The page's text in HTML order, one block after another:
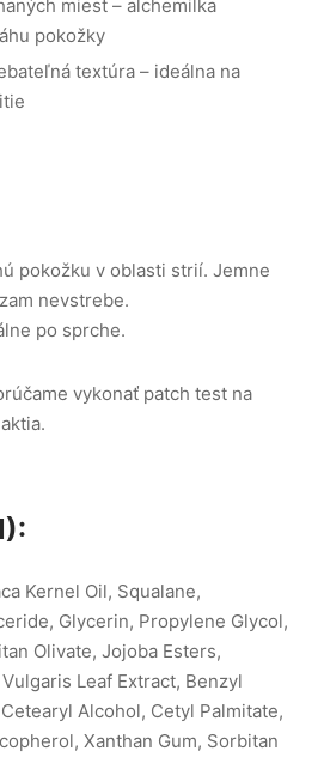
miest – alchemilka
pokožky
textúra – ideálna na
pokožku v oblasti strií. Jemne
nevstrebe.
po sprche.
vykonať patch test na
Kernel Oil, Squalane,
Glycerin, Propylene Glycol,
Olivate, Jojoba Esters,
Leaf Extract, Benzyl
Alcohol, Cetyl Palmitate,
Xanthan Gum, Sorbitan